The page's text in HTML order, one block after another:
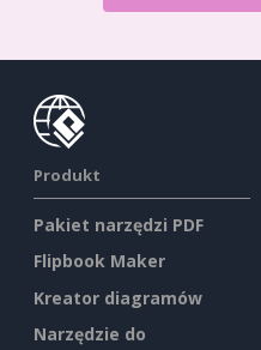
Produkt
Pakiet narzędzi PDF
Flipbook Maker
Kreator diagramów
Narzędzie do